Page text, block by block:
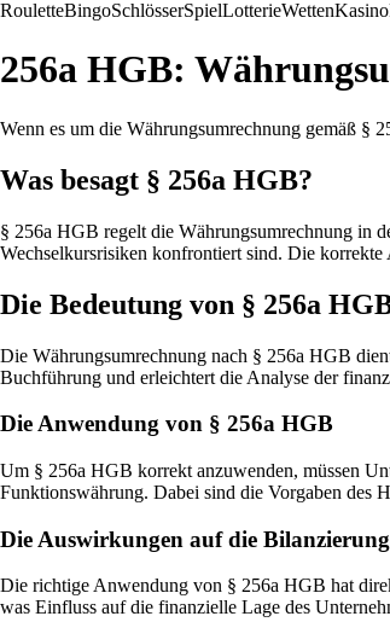
RouletteBingoSchlösserSpielLotterieWettenKasino
256a HGB:
Wenn es um die Währungsumrechnung gemäß §
Was besagt § 256a HGB?
§ 256a HGB regelt die Währungsumrechnung in
Wechselkursrisiken konfrontiert sind. Die
Die Bedeutung von § 256a
Die Währungsumrechnung nach § 256a HGB
Buchführung und erleichtert die Analyse der
Die Anwendung von § 256a HGB
Um § 256a HGB korrekt anzuwenden, müssen
Funktionswährung. Dabei sind die Vorgaben des
Die Auswirkungen auf die Bilanzierung
Die richtige Anwendung von § 256a HGB hat
was Einfluss auf die finanzielle Lage des